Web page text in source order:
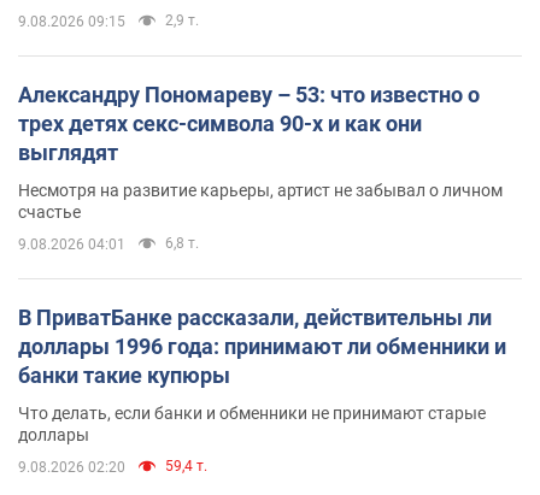
9.08.2026 09:15 2,9 т.
Александру Пономареву – 53: что известно о
трех детях секс-символа 90-х и как они
выглядят
Несмотря на развитие карьеры, артист не забывал о личном
счастье
9.08.2026 04:01 6,8 т.
В ПриватБанке рассказали, действительны ли
доллары 1996 года: принимают ли обменники и
банки такие купюры
Что делать, если банки и обменники не принимают старые
доллары
9.08.2026 02:20 59,4 т.